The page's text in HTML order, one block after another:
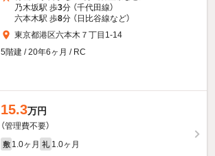
乃木坂駅 歩3分 （千代田線）
六本木駅 歩8分 （日比谷線など）
東京都港区六本木７丁目1-14
5階建 / 20年6ヶ月 / RC
15.3万円
（管理費不要）
敷 1.0ヶ月 礼 1.0ヶ月